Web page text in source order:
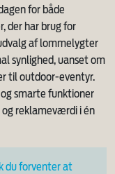
for både
der har brug for
af lommelygter
synlighed, uanset om
til outdoor-eventyr.
smarte funktioner
reklameværdi i én
du forventer at